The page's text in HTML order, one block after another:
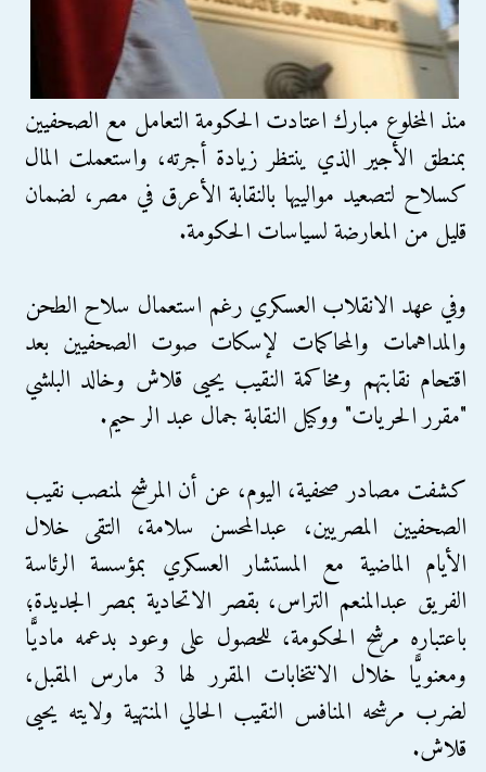
منذ المخلوع مبارك اعتادت الحكومة التعامل مع الصحفيين
بمنطق الأجير الذي ينتظر زيادة أجرته، واستعملت المال
كسلاح لتصعيد موالييها بالنقابة الأعرق في مصر، لضمان
قليل من المعارضة لسياسات الحكومة.
وفي عهد الانقلاب العسكري رغم استعمال سلاح الطحن
والمداهمات والمحاكمات لإسكات صوت الصحفيين بعد
اقتحام نقابتهم ومخاكمة النقيب يحيى قلاش وخالد البلشي
"مقرر الحريات" ووكيل النقابة جمال عبد الر حيم.
كشفت مصادر صحفية، اليوم، عن أن المرشح لمنصب نقيب
الصحفيين المصريين، عبدالمحسن سلامة، التقى خلال
الأيام الماضية مع المستشار العسكري بمؤسسة الرئاسة
الفريق عبدالمنعم التراس، بقصر الاتحادية بمصر الجديدة؛
باعتباره مرشح الحكومة، للحصول على وعود بدعمه ماديًّا
ومعنويًّا خلال الانتخابات المقرر لها 3 مارس المقبل،
لضرب مرشحه المنافس النقيب الحالي المنتهية ولايته يحيى
قلاش.